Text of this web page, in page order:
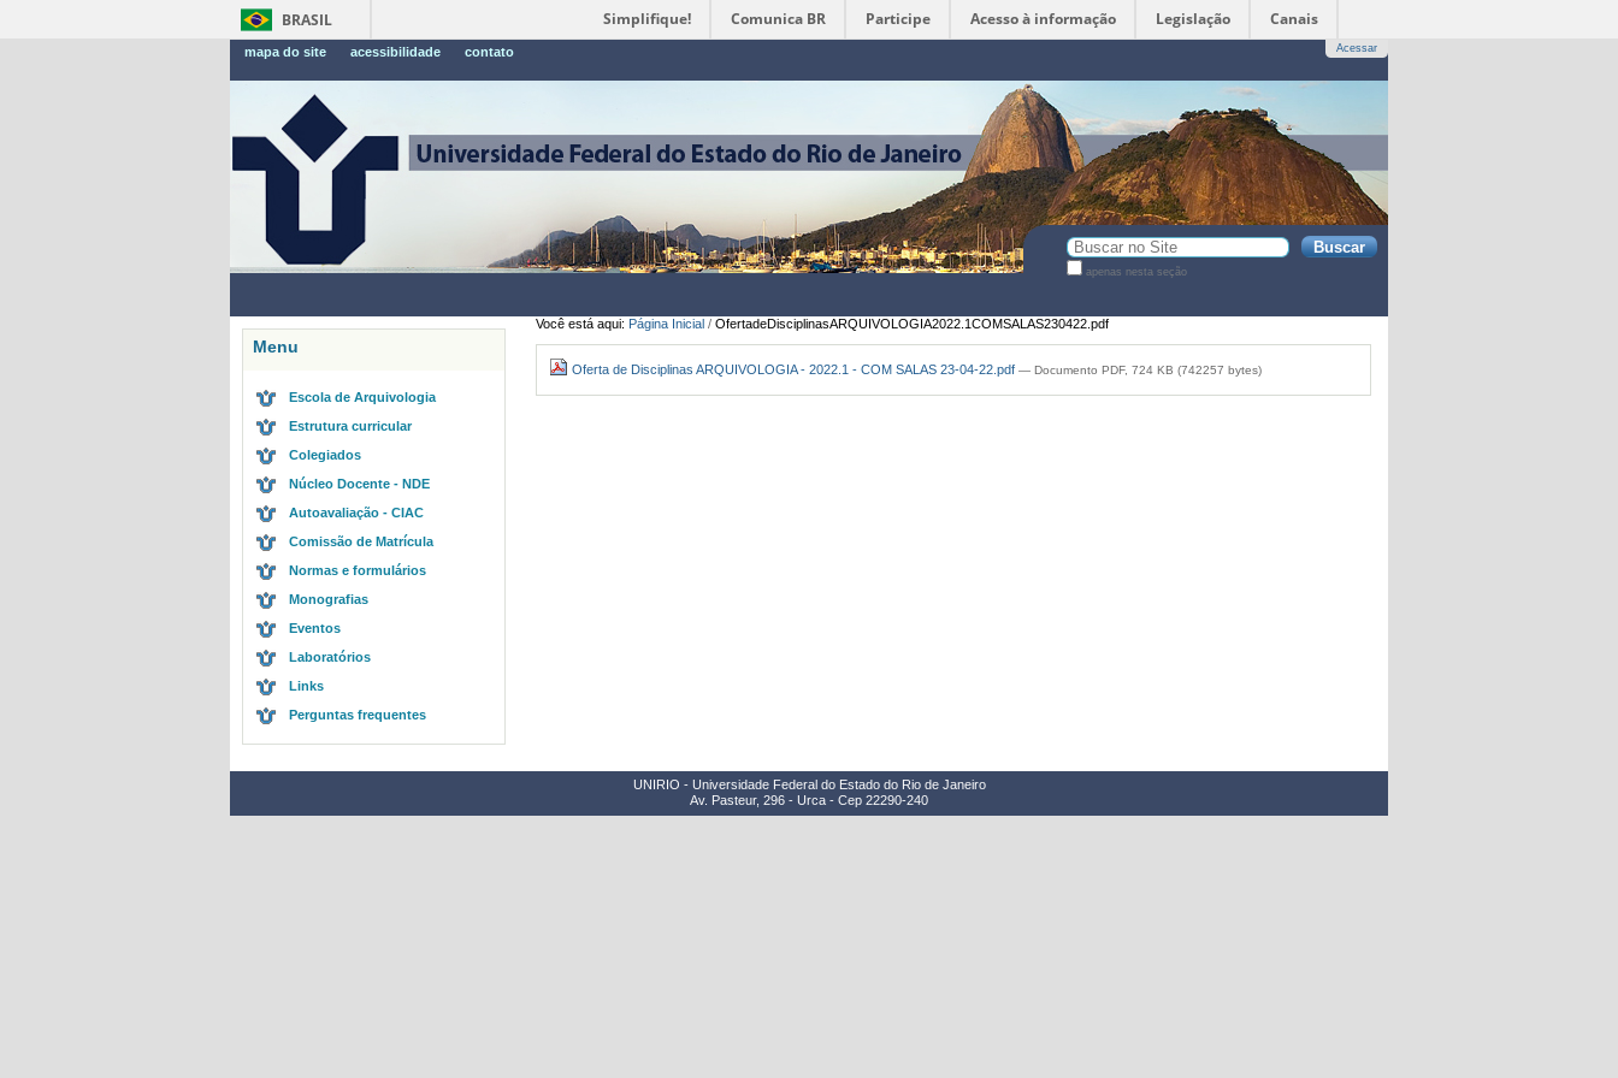
BRASIL Simplifique! Comunica BR Participe Acesso à informação Legislação Canais
mapa do site acessibilidade contato Acessar
Busca
apenas nesta seção
Você está aqui: Página Inicial /OfertadeDisciplinasARQUIVOLOGIA2022.1COMSALAS230422.pdf
Oferta de Disciplinas ARQUIVOLOGIA - 2022.1 - COM SALAS 23-04-22.pdf— Documento PDF, 724 KB (742257 bytes)
Menu
Escola de Arquivologia
Estrutura curricular
Colegiados
Núcleo Docente - NDE
Autoavaliação - CIAC
Comissão de Matrícula
Normas e formulários
Monografias
Eventos
Laboratórios
Links
Perguntas frequentes
UNIRIO - Universidade Federal do Estado do Rio de Janeiro
Av. Pasteur, 296 - Urca - Cep 22290-240